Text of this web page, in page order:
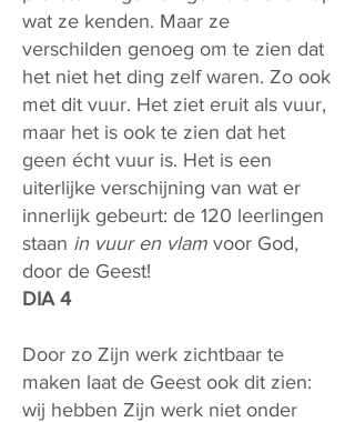
wat ze kenden. Maar ze
verschilden genoeg om te zien dat
het niet het ding zelf waren. Zo ook
met dit vuur. Het ziet eruit als vuur,
maar het is ook te zien dat het
geen écht vuur is. Het is een
uiterlijke verschijning van wat er
innerlijk gebeurt: de 120 leerlingen
staan in vuur en vlam voor God,
door de Geest!
DIA 4
Door zo Zijn werk zichtbaar te
maken laat de Geest ook dit zien:
wij hebben Zijn werk niet onder